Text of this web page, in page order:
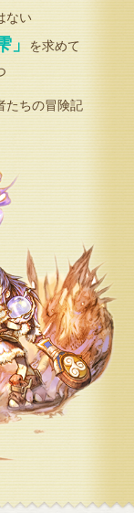
ない
」を求めて
たちの冒険記